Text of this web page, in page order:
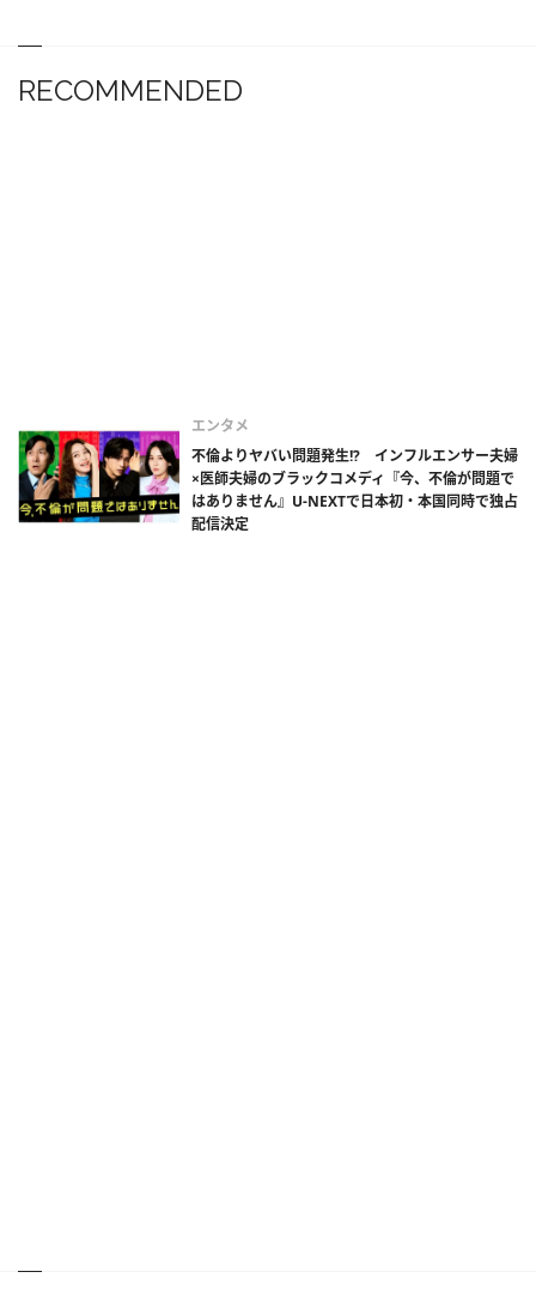
RECOMMENDED
エンタメ
不倫よりヤバい問題発生!? インフルエンサー夫婦
×医師夫婦のブラックコメディ『今、不倫が問題で
はありません』U-NEXTで日本初・本国同時で独占
配信決定